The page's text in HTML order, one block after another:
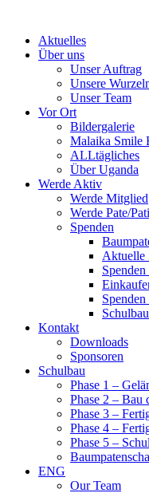
contentAktuelles
Über uns
Unser Auftrag
Unsere
Unser Team
Vor Ort
Bildergalerie
Malaika Smile
ALLtägliches
Über Uganda
Werde Aktiv
Werde Mitglied
Werde Pate/
Spenden
Aktuelle
Kontakt
Downloads
Sponsoren
Schulbau
Phase 1 –
Phase 2 – Bau
Phase 3 –
Phase 4 –
Phase 5 –
ENG
Our Team